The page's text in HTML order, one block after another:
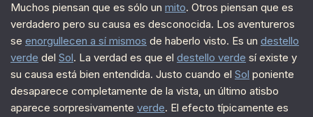
Muchos piensan que es sólo un mito. Otros piensan que es
verdadero pero su causa es desconocida. Los aventureros
se enorgullecen a sí mismos de haberlo visto. Es un destello
verde del Sol. La verdad es que el destello verde sí existe y
su causa está bien entendida. Justo cuando el Sol poniente
desaparece completamente de la vista, un último atisbo
aparece sorpresivamente verde. El efecto típicamente es